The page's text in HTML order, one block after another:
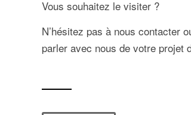
Vous souhaitez le visiter ?
N’hésitez pas à nous contacter
parler avec nous de votre projet